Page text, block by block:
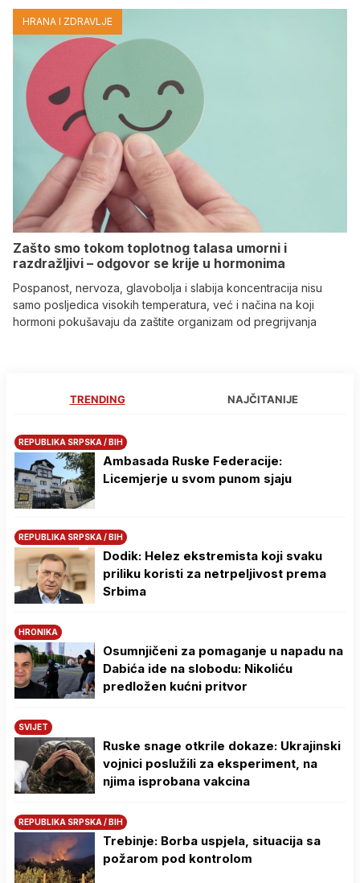
HRANA I ZDRAVLJE
Zašto smo tokom toplotnog talasa umorni i
razdražljivi – odgovor se krije u hormonima
Pospanost, nervoza, glavobolja i slabija koncentracija nisu
samo posljedica visokih temperatura, već i načina na koji
hormoni pokušavaju da zaštite organizam od pregrijvanja
TRENDING NAJČITANIJE
REPUBLIKA SRPSKA / BIH
Ambasada Ruske Federacije:
Licemjerje u svom punom sjaju
REPUBLIKA SRPSKA / BIH
Dodik: Helez ekstremista koji svaku
priliku koristi za netrpeljivost prema
Srbima
HRONIKA
Osumnjičeni za pomaganje u napadu na
Dabića ide na slobodu: Nikoliću
predložen kućni pritvor
SVIJET
Ruske snage otkrile dokaze: Ukrajinski
vojnici poslužili za eksperiment, na
njima isprobana vakcina
REPUBLIKA SRPSKA / BIH
Trebinje: Borba uspjela, situacija sa
požarom pod kontrolom